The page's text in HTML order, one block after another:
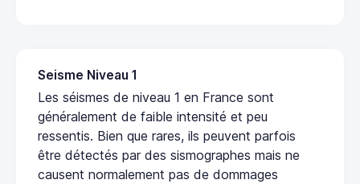
Seisme Niveau 1
Les séismes de niveau 1 en France sont
généralement de faible intensité et peu
ressentis. Bien que rares, ils peuvent parfois
être détectés par des sismographes mais ne
causent normalement pas de dommages